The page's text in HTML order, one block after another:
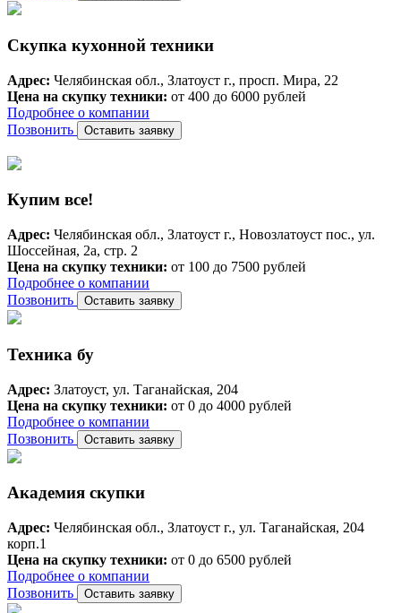
Скупка кухонной техники
Адрес: Челябинская обл., Златоуст г., просп. Мира, 22
Цена на скупку техники: от 400 до 6000 рублей
Подробнее о компании
Позвонить
Оставить заявку
Купим все!
Адрес: Челябинская обл., Златоуст г., Новозлатоуст пос., ул.
Шоссейная, 2а, стр. 2
Цена на скупку техники: от 100 до 7500 рублей
Подробнее о компании
Позвонить
Оставить заявку
Техника бу
Адрес: Златоуст, ул. Таганайская, 204
Цена на скупку техники: от 0 до 4000 рублей
Подробнее о компании
Позвонить
Оставить заявку
Академия скупки
Адрес: Челябинская обл., Златоуст г., ул. Таганайская, 204
корп.1
Цена на скупку техники: от 0 до 6500 рублей
Подробнее о компании
Позвонить
Оставить заявку